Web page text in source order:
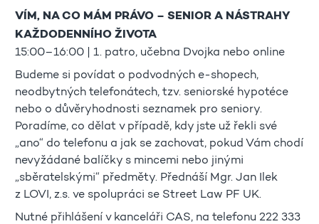
VÍM, NA CO MÁM PRÁVO – SENIOR A NÁSTRAHY
KAŽDODENNÍHO ŽIVOTA
15:00–16:00 | 1. patro, učebna Dvojka nebo online
Budeme si povídat o podvodných e-shopech,
neodbytných telefonátech, tzv. seniorské hypotéce
nebo o důvěryhodnosti seznamek pro seniory.
Poradíme, co dělat v případě, kdy jste už řekli své
„ano“ do telefonu a jak se zachovat, pokud Vám chodí
nevyžádané balíčky s mincemi nebo jinými
„sběratelskými“ předměty. Přednáší Mgr. Jan Ilek
z LOVI, z.s. ve spolupráci se Street Law PF UK.
Nutné přihlášení v kanceláři CAS, na telefonu 222 333